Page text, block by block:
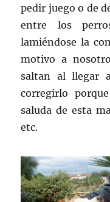
pedir juego o de
entre los
lamiéndose la
motivo a
saltan al llegar
corregirlo
saluda de esta
etc.